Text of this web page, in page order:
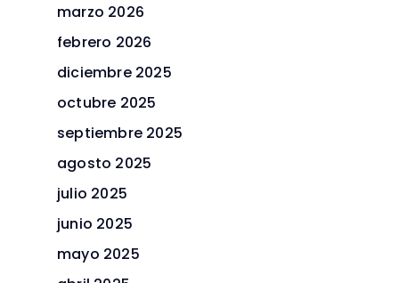
marzo 2026
febrero 2026
diciembre 2025
octubre 2025
septiembre 2025
agosto 2025
julio 2025
junio 2025
mayo 2025